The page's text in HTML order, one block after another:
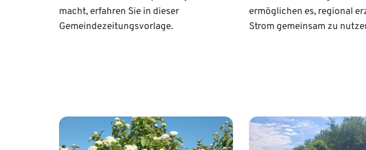
macht, erfahren Sie in dieser
Gemeindezeitungsvorlage.
ermöglichen es, regional
Strom gemeinsam zu